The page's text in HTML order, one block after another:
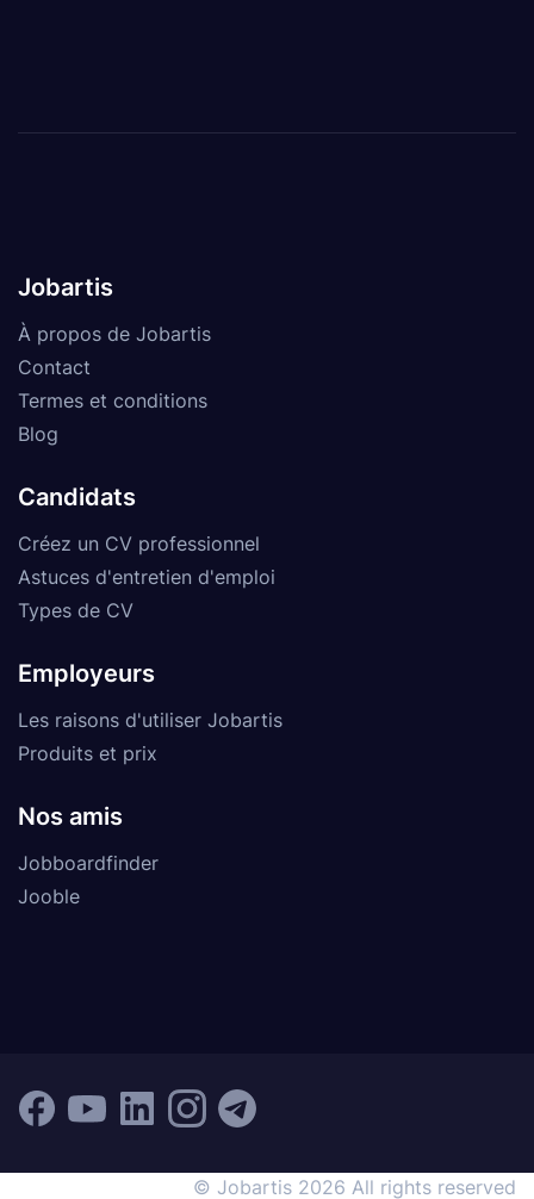
Jobartis
À propos de Jobartis
Contact
Termes et conditions
Blog
Candidats
Créez un CV professionnel
Astuces d'entretien d'emploi
Types de CV
Employeurs
Les raisons d'utiliser Jobartis
Produits et prix
Nos amis
Jobboardfinder
Jooble
© Jobartis 2026 All rights reserved